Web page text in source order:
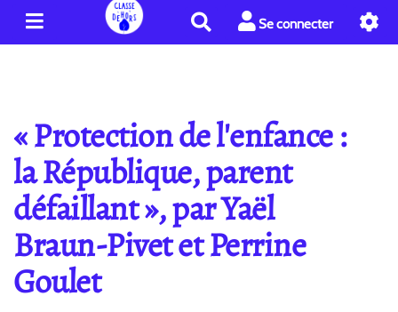
e
r
c
e
r
Se connecter
« Protection de l'enfance :
la République, parent
défaillant », par Yaël
Braun-Pivet et Perrine
Goulet